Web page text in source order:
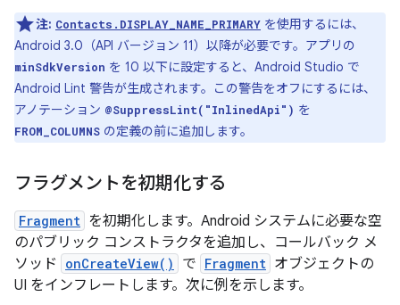
注: Contacts.DISPLAY_NAME_PRIMARY を使用するには、
Android 3.0（API バージョン 11）以降が必要です。アプリの
minSdkVersion を 10 以下に設定すると、Android Studio で
Android Lint 警告が生成されます。この警告をオフにするには、
アノテーション @SuppressLint("InlinedApi") を
FROM_COLUMNS の定義の前に追加します。
フラグメントを初期化する
Fragment を初期化します。Android システムに必要な空
のパブリック コンストラクタを追加し、コールバック メ
ソッド
onCreateView() で Fragment オブジェクトの
UI をインフレートします。次に例を示します。